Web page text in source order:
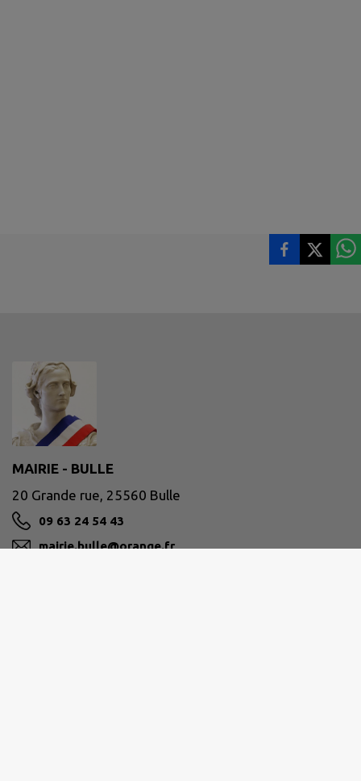
MAIRIE - BULLE
20 Grande rue, 25560 Bulle
09 63 24 54 43
mairie.bulle@orange.fr